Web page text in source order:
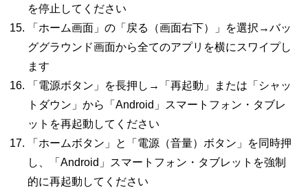
を停止してください
「ホーム画面」の「戻る（画面右下）」を選択→バッ
ググラウンド画面から全てのアプリを横にスワイプし
ます
「電源ボタン」を長押し→「再起動」または「シャッ
トダウン」から「Android」スマートフォン・タブレ
ットを再起動してください
「ホームボタン」と「電源（音量）ボタン」を同時押
し、「Android」スマートフォン・タブレットを強制
的に再起動してください